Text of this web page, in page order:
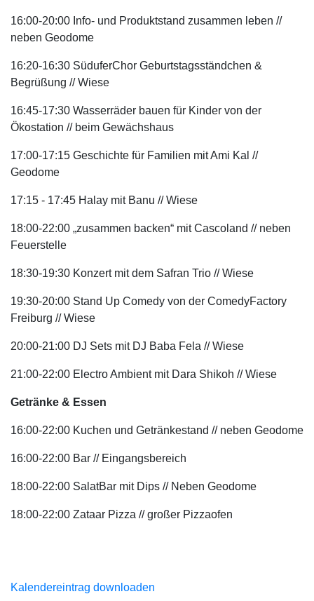
16:00-20:00 Info- und Produktstand zusammen leben //
neben Geodome
16:20-16:30 SüduferChor Geburtstagsständchen &
Begrüßung // Wiese
16:45-17:30 Wasserräder bauen für Kinder von der
Ökostation // beim Gewächshaus
17:00-17:15 Geschichte für Familien mit Ami Kal //
Geodome
17:15 - 17:45 Halay mit Banu // Wiese
18:00-22:00 „zusammen backen“ mit Cascoland // neben
Feuerstelle
18:30-19:30 Konzert mit dem Safran Trio // Wiese
19:30-20:00 Stand Up Comedy von der ComedyFactory
Freiburg // Wiese
20:00-21:00 DJ Sets mit DJ Baba Fela // Wiese
21:00-22:00 Electro Ambient mit Dara Shikoh // Wiese
Getränke & Essen
16:00-22:00 Kuchen und Getränkestand // neben Geodome
16:00-22:00 Bar // Eingangsbereich
18:00-22:00 SalatBar mit Dips // Neben Geodome
18:00-22:00 Zataar Pizza // großer Pizzaofen
Kalendereintrag downloaden